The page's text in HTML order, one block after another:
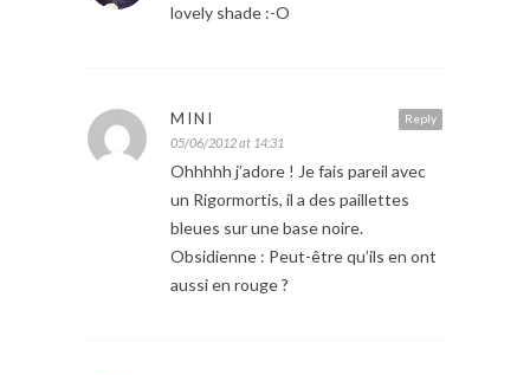
lovely shade :-O
Reply
MINI
05/06/2012 at 14:31
Ohhhhh j’adore ! Je fais pareil avec
un Rigormortis, il a des paillettes
bleues sur une base noire.
Obsidienne : Peut-être qu’ils en ont
aussi en rouge ?